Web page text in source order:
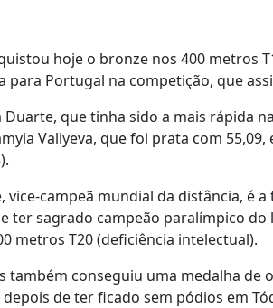
hoje o bronze nos 400 metros
para Portugal na competição, que
Duarte, que tinha sido a mais rápida
Valiyeva, que foi prata com
vice-campeã mundial da distância, é
ter sagrado campeão paralímpico do
metros T20 (deficiência intelectual).
também conseguiu uma medalha
de ter ficado sem pódios em